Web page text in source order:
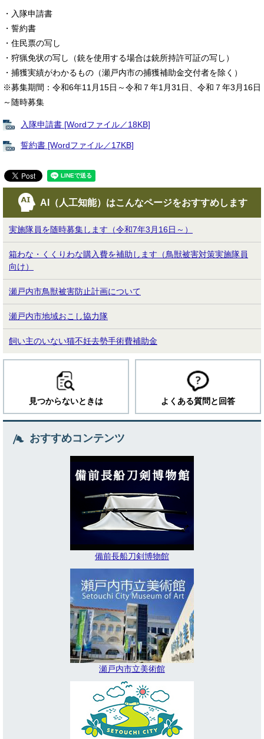
・入隊申請書
・誓約書
・住民票の写し
・狩猟免状の写し（銃を使用する場合は銃所持許可証の写し）
・捕獲実績がわかるもの（瀬戸内市の捕獲補助金交付者を除く）
※募集期間：令和6年11月15日～令和７年1月31日、令和７年3月16日
～随時募集
入隊申請書 [Wordファイル／18KB]
誓約書 [Wordファイル／17KB]
AI（人工知能）はこんなページをおすすめします
実施隊員を随時募集します（令和7年3月16日～）
箱わな・くくりわな購入費を補助します（鳥獣被害対策実施隊員
向け）
瀬戸内市鳥獣被害防止計画について
瀬戸内市地域おこし協力隊
飼い主のいない猫不妊去勢手術費補助金
見つからないときは よくある質問と回答
おすすめコンテンツ
備前長船刀剣博物館
瀬戸内市立美術館